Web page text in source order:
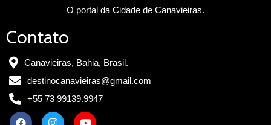
O portal da Cidade de Canavieiras.
Contato
Canavieiras, Bahia, Brasil.
destinocanavieiras@gmail.com
+55 73 99139.9947